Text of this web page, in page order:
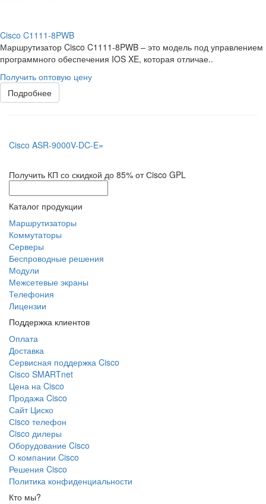
Cisco C1111-8PWB
Маршрутизатор Cisco C1111-8PWB – это модель под управлением
программного обеспечения IOS XE, которая отличае..
Получить оптовую цену
Подробнее
Cisco ASR-9000V-DC-E=
Получить КП со скидкой до 85% от Сisco GPL
Каталог продукции
Маршрутизаторы
Коммутаторы
Серверы
Беспроводные решения
Модули
Межсетевые экраны
Телефония
Лицензии
Поддержка клиентов
Оплата
Доставка
Сервисная поддержка Cisco
Cisco SMARTnet
Цена на Cisco
Продажа Cisco
Сайт Циско
Сisco телефон
Cisco дилеры
Оборудование Cisco
О компании Cisco
Решения Cisco
Политика конфиденциальности
Кто мы?